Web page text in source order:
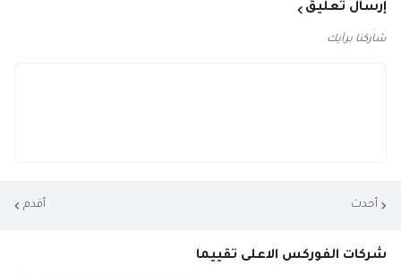
إرسال تعليق
شاركنا برأيك
أحدث أقدم
شركات الفوركس الاعلى تقييما